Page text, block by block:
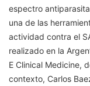
espectro
una de las
actividad contra el
realizado en la
E Clinical Medicine,
contexto, Carlos